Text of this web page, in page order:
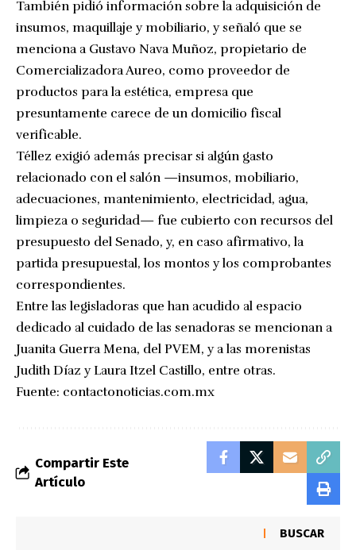
También pidió información sobre la adquisición de
insumos, maquillaje y mobiliario, y señaló que se
menciona a Gustavo Nava Muñoz, propietario de
Comercializadora Aureo, como proveedor de
productos para la estética, empresa que
presuntamente carece de un domicilio fiscal
verificable.
Téllez exigió además precisar si algún gasto
relacionado con el salón —insumos, mobiliario,
adecuaciones, mantenimiento, electricidad, agua,
limpieza o seguridad— fue cubierto con recursos del
presupuesto del Senado, y, en caso afirmativo, la
partida presupuestal, los montos y los comprobantes
correspondientes.
Entre las legisladoras que han acudido al espacio
dedicado al cuidado de las senadoras se mencionan a
Juanita Guerra Mena, del PVEM, y a las morenistas
Judith Díaz y Laura Itzel Castillo, entre otras.
Fuente: contactonoticias.com.mx
Compartir Este
Artículo
BUSCAR